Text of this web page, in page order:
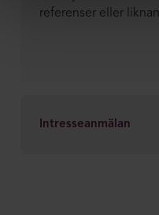
referenser eller
Intresseanmälan